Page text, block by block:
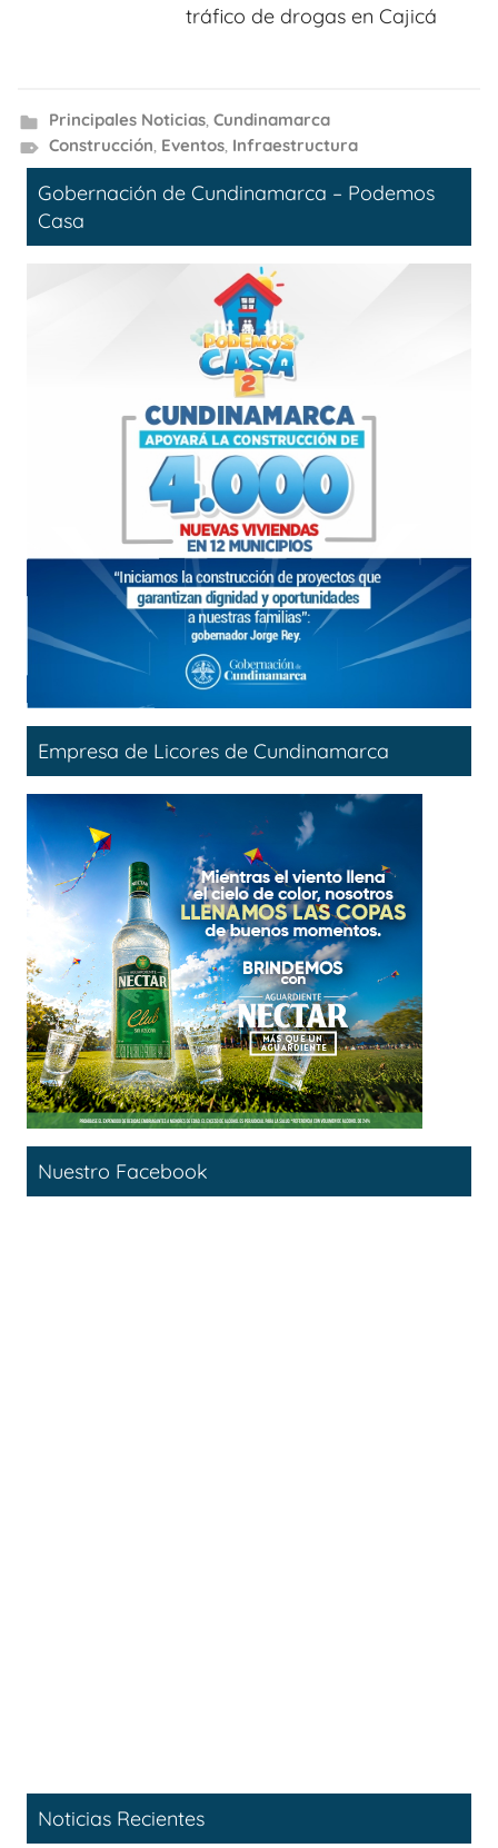
tráfico de drogas en Cajicá
Principales Noticias, Cundinamarca
Construcción Eventos, Infraestructura
Gobernación de Cundinamarca – Podemos
Casa
Empresa de Licores de Cundinamarca
Nuestro Facebook
Noticias Recientes